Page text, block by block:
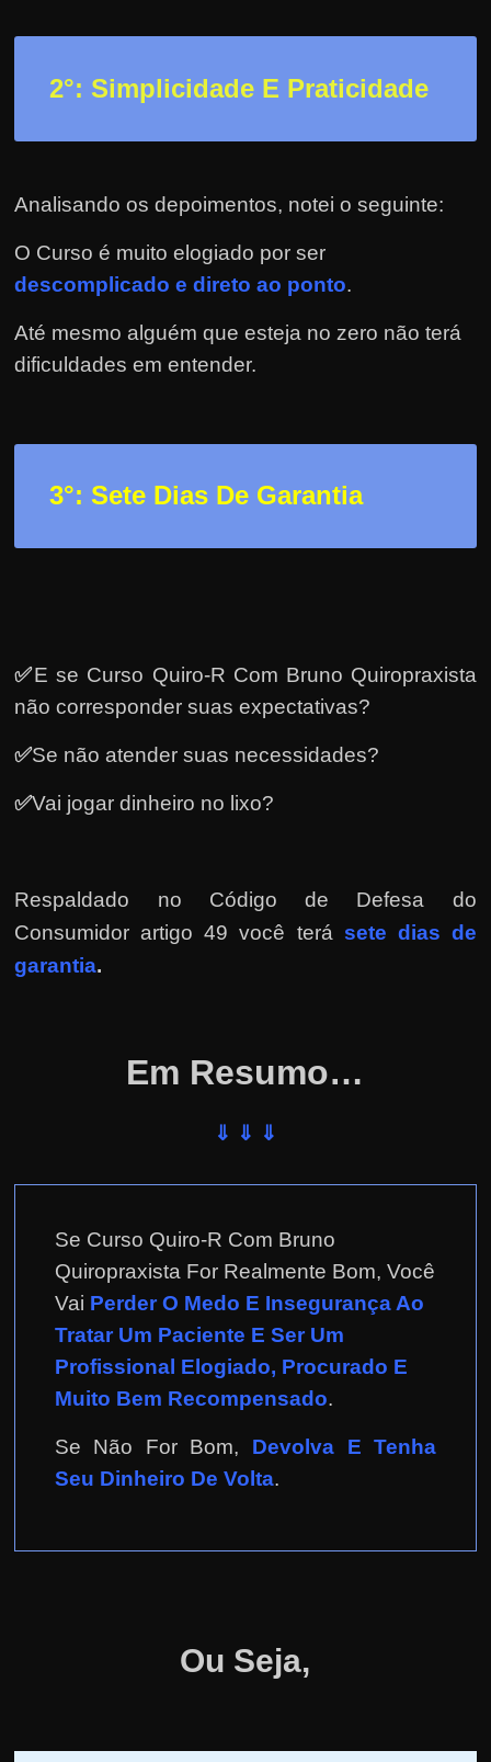
a
e
i
r
n
a
n
M
a
c
o
?
🤔
2°: Simplicidade E Praticidade
Analisando os depoimentos, notei o seguinte:
O Curso é muito elogiado por ser
descomplicado e direto ao ponto.
Até mesmo alguém que esteja no zero não terá
dificuldades em entender.
3°: Sete Dias De Garantia
✅E se Curso Quiro-R Com Bruno Quiropraxista
não corresponder suas expectativas?
✅Se não atender suas necessidades?
✅Vai jogar dinheiro no lixo?
Respaldado no Código de Defesa do
Consumidor artigo 49 você terá sete dias de
garantia.
Em Resumo…
⇓ ⇓ ⇓
Se Curso Quiro-R Com Bruno
Quiropraxista For Realmente Bom, Você
Vai Perder O Medo E Insegurança Ao
Tratar Um Paciente E Ser Um
Profissional Elogiado, Procurado E
Muito Bem Recompensado.
Se Não For Bom, Devolva E Tenha
Seu Dinheiro De Volta.
Ou Seja,